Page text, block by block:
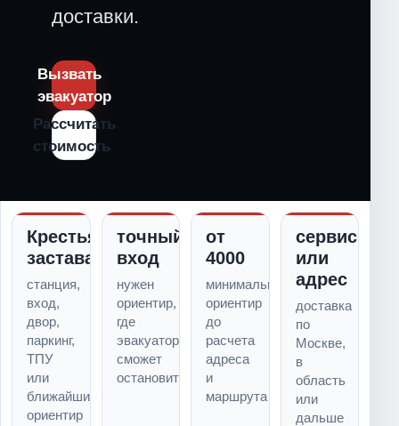
доставки.
Вызвать
эвакуатор
Рассчитать
стоимость
Крестьянская
застава
станция,
вход,
двор,
паркинг,
ТПУ
или
ближайший
ориентир
точный
вход
нужен
ориентир,
где
эвакуатор
сможет
остановиться
от
4000
минимальный
ориентир
до
расчета
адреса
и
маршрута
сервис
или
адрес
доставка
по
Москве,
в
область
или
дальше